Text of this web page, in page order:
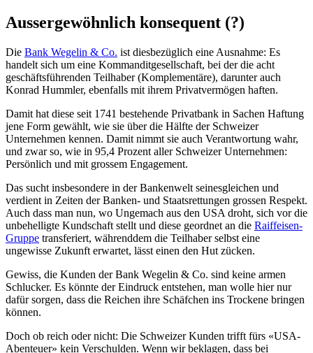
Aussergewöhnlich konsequent (?)
Die Bank Wegelin & Co. ist diesbezüglich eine Ausnahme: Es
handelt sich um eine Kommanditgesellschaft, bei der die acht
geschäftsführenden Teilhaber (Komplementäre), darunter auch
Konrad Hummler, ebenfalls mit ihrem Privatvermögen haften.
Damit hat diese seit 1741 bestehende Privatbank in Sachen Haftung
jene Form gewählt, wie sie über die Hälfte der Schweizer
Unternehmen kennen. Damit nimmt sie auch Verantwortung wahr,
und zwar so, wie in 95,4 Prozent aller Schweizer Unternehmen:
Persönlich und mit grossem Engagement.
Das sucht insbesondere in der Bankenwelt seinesgleichen und
verdient in Zeiten der Banken- und Staatsrettungen grossen Respekt.
Auch dass man nun, wo Ungemach aus den USA droht, sich vor die
unbehelligte Kundschaft stellt und diese geordnet an die Raiffeisen-
Gruppe transferiert, währenddem die Teilhaber selbst eine
ungewisse Zukunft erwartet, lässt einen den Hut zücken.
Gewiss, die Kunden der Bank Wegelin & Co. sind keine armen
Schlucker. Es könnte der Eindruck entstehen, man wolle hier nur
dafür sorgen, dass die Reichen ihre Schäfchen ins Trockene bringen
können.
Doch ob reich oder nicht: Die Schweizer Kunden trifft fürs «USA-
Abenteuer» kein Verschulden. Wenn wir beklagen, dass bei